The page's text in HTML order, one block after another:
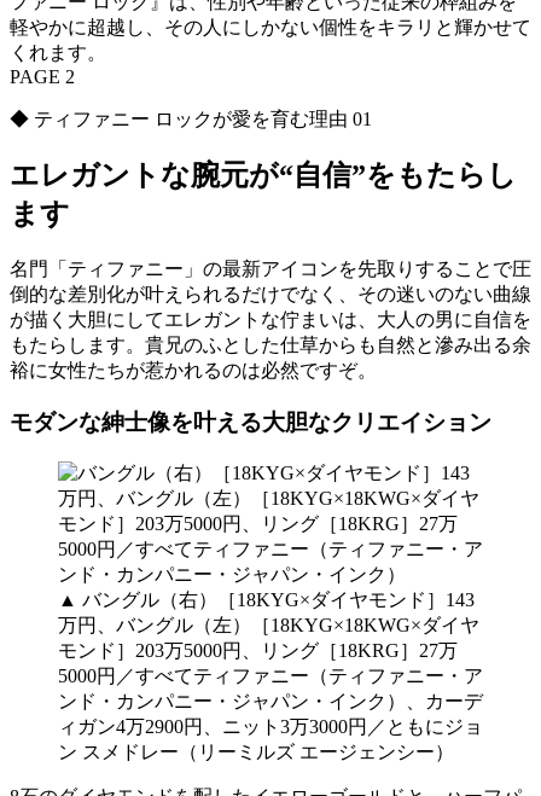
軽やかに超越し、その人にしかない個性をキラリと輝かせて
くれます。
PAGE 2
◆ ティファニー ロックが愛を育む理由 01
エレガントな腕元が“自信”をもたらし
ます
名門「ティファニー」の最新アイコンを先取りすることで圧
倒的な差別化が叶えられるだけでなく、その迷いのない曲線
が描く大胆にしてエレガントな佇まいは、大人の男に自信を
もたらします。貴兄のふとした仕草からも自然と滲み出る余
裕に女性たちが惹かれるのは必然ですぞ。
モダンな紳士像を叶える大胆なクリエイション
▲ バングル（右）［18KYG×ダイヤモンド］143
万円、バングル（左）［18KYG×18KWG×ダイヤ
モンド］203万5000円、リング［18KRG］27万
5000円／すべてティファニー（ティファニー・ア
ンド・カンパニー・ジャパン・インク）、カーデ
ィガン4万2900円、ニット3万3000円／ともにジョ
ン スメドレー（リーミルズ エージェンシー）